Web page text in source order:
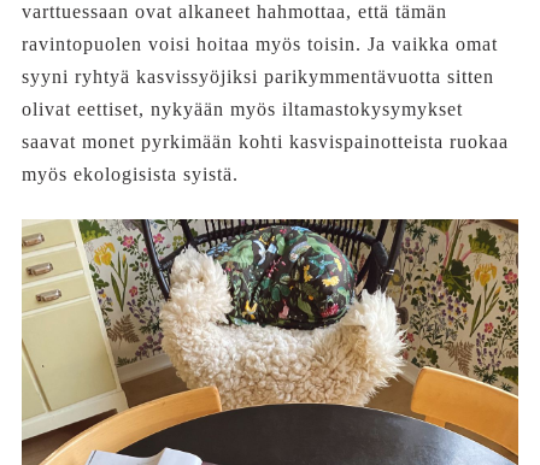
varttuessaan ovat alkaneet hahmottaa, että tämän
ravintopuolen voisi hoitaa myös toisin. Ja vaikka omat
syyni ryhtyä kasvissyöjiksi parikymmentävuotta sitten
olivat eettiset, nykyään myös iltamastokysymykset
saavat monet pyrkimään kohti kasvispainotteista ruokaa
myös ekologisista syistä.